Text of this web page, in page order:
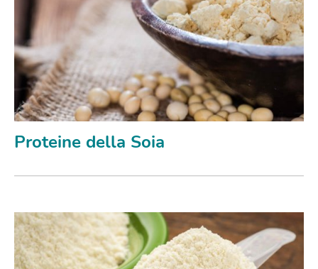
Proteine della Soia